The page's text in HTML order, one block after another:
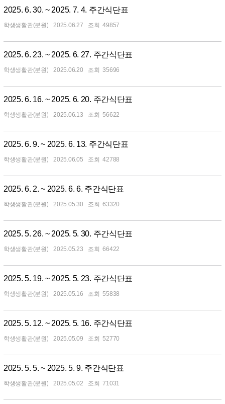
2025. 6. 30. ~ 2025. 7. 4. 주간식단표
학생생활관(분원) 2025.06.27 49857
2025. 6. 23. ~ 2025. 6. 27. 주간식단표
학생생활관(분원) 2025.06.20 35696
2025. 6. 16. ~ 2025. 6. 20. 주간식단표
학생생활관(분원) 2025.06.13 56622
2025. 6. 9. ~ 2025. 6. 13. 주간식단표
학생생활관(분원) 2025.06.05 42788
2025. 6. 2. ~ 2025. 6. 6. 주간식단표
학생생활관(분원) 2025.05.30 63320
2025. 5. 26. ~ 2025. 5. 30. 주간식단표
학생생활관(분원) 2025.05.23 66422
2025. 5. 19. ~ 2025. 5. 23. 주간식단표
학생생활관(분원) 2025.05.16 55838
2025. 5. 12. ~ 2025. 5. 16. 주간식단표
학생생활관(분원) 2025.05.09 52770
2025. 5. 5. ~ 2025. 5. 9. 주간식단표
학생생활관(분원) 2025.05.02 71031